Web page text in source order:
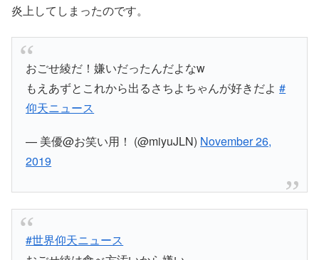
炎上してしまったのです。
おごせ綾だ！嫌いだったんだよなw
もえあずとこれから出るさちよちゃんが好きだよ#
仰天ニュース
— 美優@お笑い用！ (@miyuJLN) November 26,
2019
#世界仰天ニュース